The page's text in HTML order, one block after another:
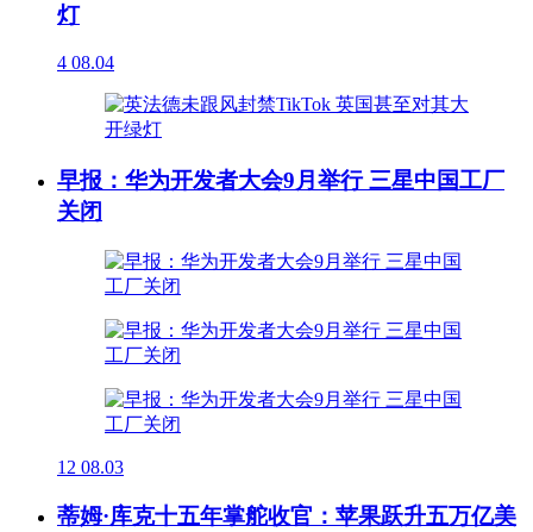
灯
4 08.04
早报：华为开发者大会9月举行 三星中国工厂
关闭
12 08.03
蒂姆·库克十五年掌舵收官：苹果跃升五万亿美